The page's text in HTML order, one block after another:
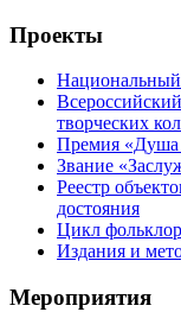
Проекты
творческих
Премия «Душа
Звание
Реестр
достояния
Цикл
Издания и
Мероприятия